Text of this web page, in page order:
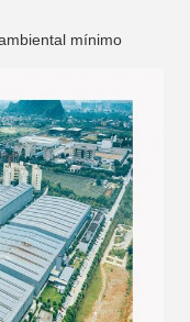
mínimo